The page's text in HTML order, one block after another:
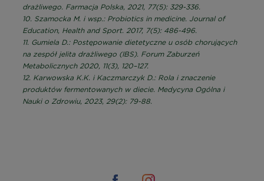
drażliwego. Farmacja Polska, 2021, 77(5): 329-336.
10. Szamocka M. i wsp.: Probiotics in medicine. Journal of
Education, Health and Sport. 2017, 7(5): 486-496.
11. Gumiela D.: Postępowanie dietetyczne u osób chorujących
na zespół jelita drażliwego (IBS). Forum Zaburzeń
Metabolicznych 2020, 11(3), 120–127.
12. Karwowska K.K. i Kaczmarczyk D.: Rola i znaczenie
produktów fermentowanych w diecie. Medycyna Ogólna i
Nauki o Zdrowiu, 2023, 29(2): 79-88.